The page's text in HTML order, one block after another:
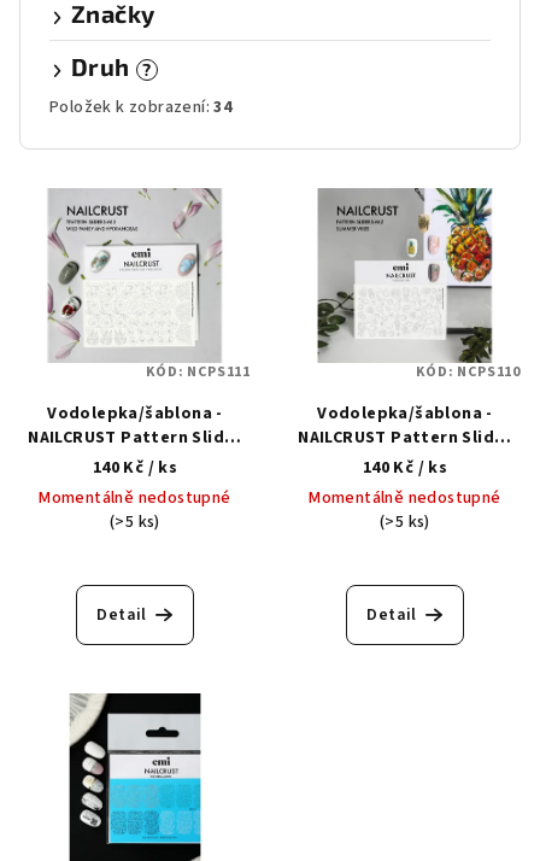
Značky
Druh
?
Položek k zobrazení:34
Vodolepka/šablona -
NAILCRUST Pattern Slider
#63 Pansies and
Hydrangeas
140 Kč / ks
Momentálně nedostupné
(>5 ks)
Detail
KÓD: NCPS111
Vodolepka/šablona -
NAILCRUST Pattern Slider
#62 Summer Mood
140 Kč / ks
Momentálně nedostupné
(>5 ks)
Detail
KÓD: NCPS110